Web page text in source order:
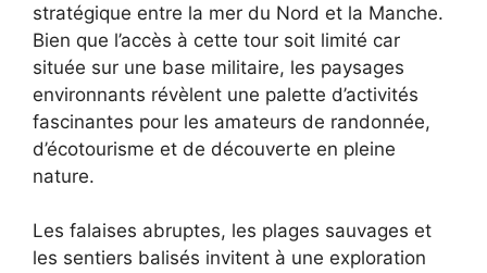
stratégique entre la mer du Nord et la Manche.
Bien que l’accès à cette tour soit limité car
située sur une base militaire, les paysages
environnants révèlent une palette d’activités
fascinantes pour les amateurs de randonnée,
d’écotourisme et de découverte en pleine
nature.
Les falaises abruptes, les plages sauvages et
les sentiers balisés invitent à une exploration